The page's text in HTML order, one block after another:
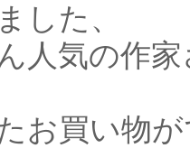
した、
人気の作
お買い物